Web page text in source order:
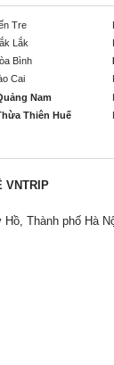
Tre
Lắk
Bình
Cai
Nam
Thiên Huế
VNTRIP
Thành phố Hà